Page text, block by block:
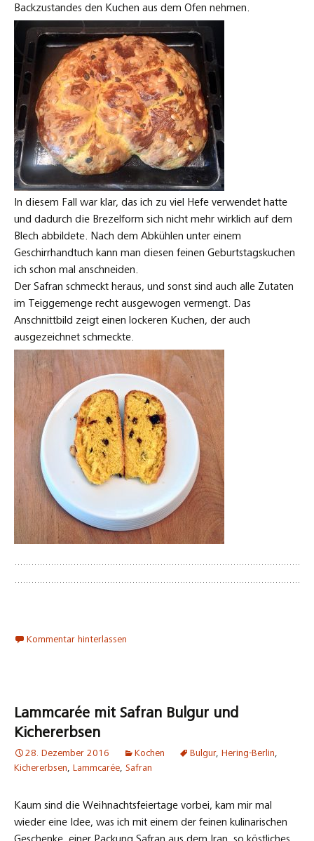
Backzustandes den Kuchen aus dem Ofen nehmen.
In diesem Fall war klar, das ich zu viel Hefe verwendet hatte
und dadurch die Brezelform sich nicht mehr wirklich auf dem
Blech abbildete. Nach dem Abkühlen unter einem
Geschirrhandtuch kann man diesen feinen Geburtstagskuchen
ich schon mal anschneiden.
Der Safran schmeckt heraus, und sonst sind auch alle Zutaten
im Teiggemenge recht ausgewogen vermengt. Das
Anschnittbild zeigt einen lockeren Kuchen, der auch
ausgezeichnet schmeckte.
Kommentar hinterlassen
Lammcarée mit Safran Bulgur und
Kichererbsen
28. Dezember 2016 Kochen Bulgur, Hering-Berlin,
Kichererbsen, Lammcarée, Safran
Kaum sind die Weihnachtsfeiertage vorbei, kam mir mal
wieder eine Idee, was ich mit einem der feinen kulinarischen